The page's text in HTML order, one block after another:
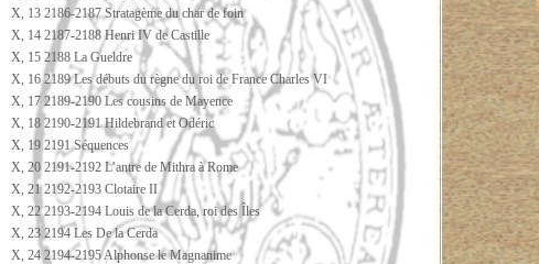
X, 13 2186-2187 Stratagème du char de foin
X, 14 2187-2188 Henri IV de Castille
X, 15 2188 La Gueldre
X, 16 2189 Les débuts du règne du roi de France Charles VI
X, 17 2189-2190 Les cousins de Mayence
X, 18 2190-2191 Hildebrand et Odéric
X, 19 2191 Séquences
X, 20 2191-2192 L’antre de Mithra à Rome
X, 21 2192-2193 Clotaire II
X, 22 2193-2194 Louis de la Cerda, roi des Îles
X, 23 2194 Les De la Cerda
X, 24 2194-2195 Alphonse le Magnanime